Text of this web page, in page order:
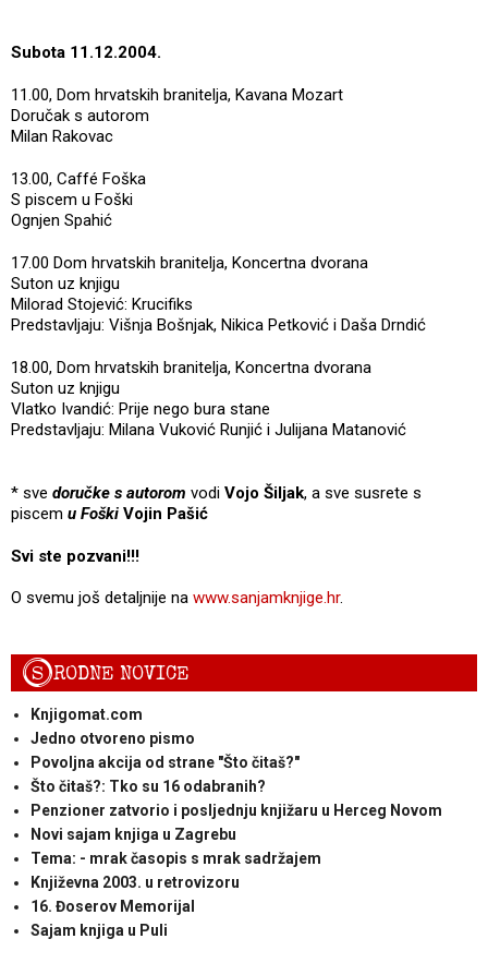
Subota 11.12.2004.
11.00, Dom hrvatskih branitelja, Kavana Mozart
Doručak s autorom
Milan Rakovac
13.00, Caffé Foška
S piscem u Foški
Ognjen Spahić
17.00 Dom hrvatskih branitelja, Koncertna dvorana
Suton uz knjigu
Milorad Stojević: Krucifiks
Predstavljaju: Višnja Bošnjak, Nikica Petković i Daša Drndić
18.00, Dom hrvatskih branitelja, Koncertna dvorana
Suton uz knjigu
Vlatko Ivandić: Prije nego bura stane
Predstavljaju: Milana Vuković Runjić i Julijana Matanović
* sve doručke s autorom vodi Vojo Šiljak, a sve susrete s
piscem u Foški Vojin Pašić
Svi ste pozvani!!!
O svemu još detaljnije na www.sanjamknjige.hr.
SRODNE NOVICE
Knjigomat.com
Jedno otvoreno pismo
Povoljna akcija od strane "Što čitaš?"
Što čitaš?: Tko su 16 odabranih?
Penzioner zatvorio i posljednju knjižaru u Herceg Novom
Novi sajam knjiga u Zagrebu
Tema: - mrak časopis s mrak sadržajem
Književna 2003. u retrovizoru
16. Đoserov Memorijal
Sajam knjiga u Puli